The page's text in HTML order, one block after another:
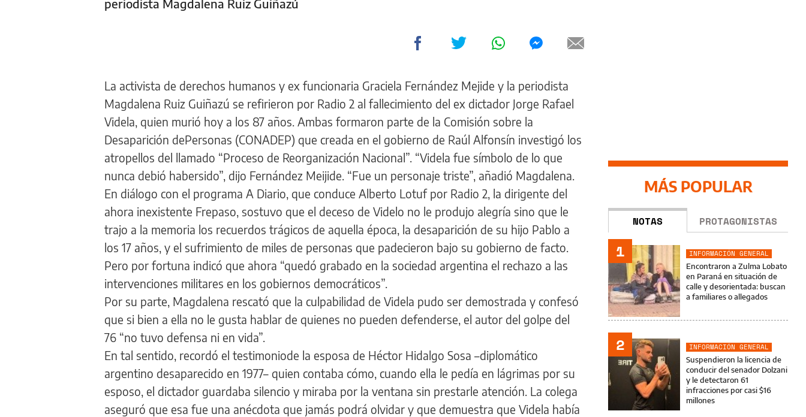
periodista Magdalena Ruiz Guiñazú
La activista de derechos humanos y ex funcionaria Graciela Fernández Mejide y la periodista
Magdalena Ruiz Guiñazú se refirieron por Radio 2 al fallecimiento del ex dictador Jorge Rafael
Videla, quien murió hoy a los 87 años. Ambas formaron parte de la Comisión sobre la
Desaparición dePersonas (CONADEP) que creada en el gobierno de Raúl Alfonsín investigó los
atropellos del llamado “Proceso de Reorganización Nacional”. “Videla fue símbolo de lo que
nunca debió habersido”, dijo Fernández Meijide. “Fue un personaje triste”, añadió Magdalena.
En diálogo con el programa A Diario, que conduce Alberto Lotuf por Radio 2, la dirigente del
ahora inexistente Frepaso, sostuvo que el deceso de Videlo no le produjo alegría sino que le
trajo a la memoria los recuerdos trágicos de aquella época, la desaparición de su hijo Pablo a
los 17 años, y el sufrimiento de miles de personas que padecieron bajo su gobierno de facto.
Pero por fortuna indicó que ahora “quedó grabado en la sociedad argentina el rechazo a las
intervenciones militares en los gobiernos democráticos”.
Por su parte, Magdalena rescató que la culpabilidad de Videla pudo ser demostrada y confesó
que si bien a ella no le gusta hablar de quienes no pueden defenderse, el autor del golpe del
76 “no tuvo defensa ni en vida”.
En tal sentido, recordó el testimoniode la esposa de Héctor Hidalgo Sosa –diplomático
argentino desaparecido en 1977– quien contaba cómo, cuando ella le pedía en lágrimas por su
esposo, el dictador guardaba silencio y miraba por la ventana sin prestarle atención. La colega
aseguró que esa fue una anécdota que jamás podrá olvidar y que demuestra que Videla había
MÁS POPULAR
NOTAS PROTAGONISTAS
1
INFORMACIÓN GENERAL
Encontraron a Zulma Lobato
en Paraná en situación de
calle y desorientada: buscan
a familiares o allegados
2
INFORMACIÓN GENERAL
Suspendieron la licencia de
conducir del senador Dolzani
y le detectaron 61
infracciones por casi $16
millones